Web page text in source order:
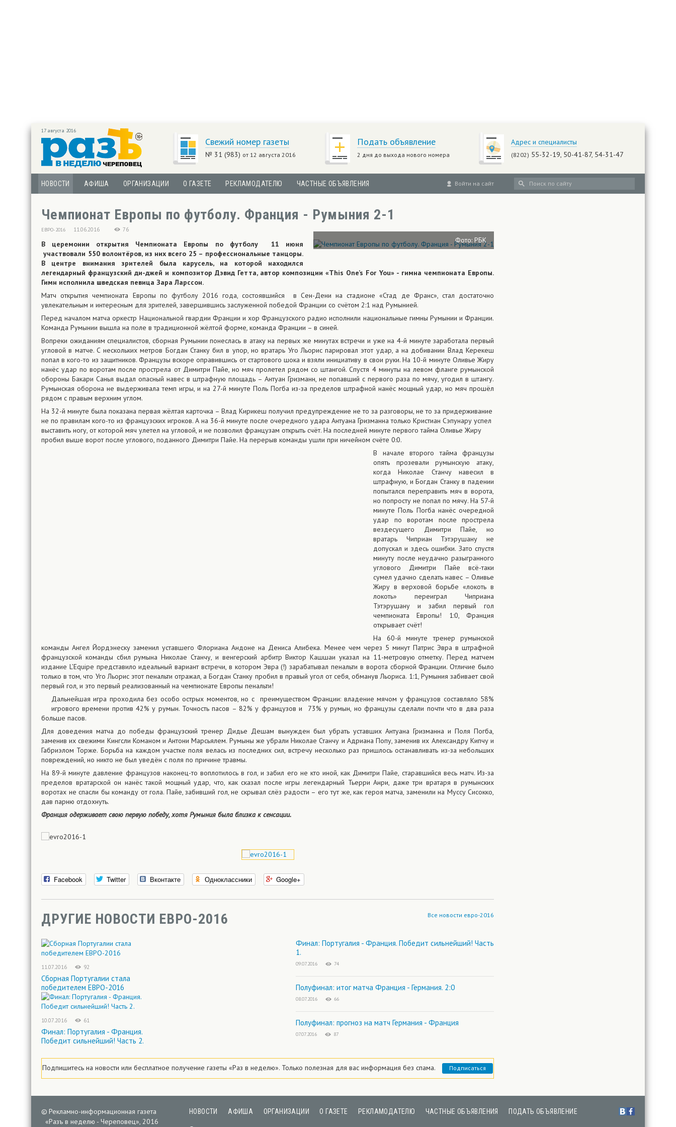
17 августа 2016
Свежий номер газеты
№ 31 (983) от 12 августа 2016
Подать объявление
2 дня до выхода нового номера
Адрес и специалисты
(8202) 55-32-19, 50-41-87, 54-31-47
Войти на сайт
НОВОСТИ АФИША ОРГАНИЗАЦИИ О ГАЗЕТЕ РЕКЛАМОДАТЕЛЮ ЧАСТНЫЕ ОБЪЯВЛЕНИЯ
Чемпионат Европы по футболу. Франция - Румыния 2-1
ЕВРО-2016 11.06.2016 76
Фото: РБК
В церемонии открытия Чемпионата Европы по футболу 11 июня
участвовали 550 волонтёров, из них всего 25 – профессиональные танцоры.
В центре внимания зрителей была карусель, на которой находился
легендарный французский ди-джей и композитор Дэвид Гетта, автор композиции «This One’s For You» - гимна чемпионата Европы.
Гимн исполнила шведская певица Зара Ларссон.
Матч открытия чемпионата Европы по футболу 2016 года, состоявшийся в Сен-Дени на стадионе «Стад де Франс», стал достаточно
увлекательным и интересным для зрителей, завершившись заслуженной победой Франции со счётом 2:1 над Румынией.
Перед началом матча оркестр Национальной гвардии Франции и хор Французского радио исполнили национальные гимны Румынии и Франции.
Команда Румынии вышла на поле в традиционной жёлтой форме, команда Франции – в синей.
Вопреки ожиданиям специалистов, сборная Румынии понеслась в атаку на первых же минутах встречи и уже на 4-й минуте заработала первый
угловой в матче. С нескольких метров Богдан Станку бил в упор, но вратарь Уго Льорис парировал этот удар, а на добивании Влад Керекеш
попал в кого-то из защитников. Французы вскоре оправившись от стартового шока и взяли инициативу в свои руки. На 10-й минуте Оливье Жиру
нанёс удар по воротам после прострела от Димитри Пайе, но мяч пролетел рядом со штангой. Спустя 4 минуты на левом фланге румынской
обороны Бакари Санья выдал опасный навес в штрафную площадь – Антуан Гризманн, не попавший с первого раза по мячу, угодил в штангу.
Румынская оборона не выдерживала темп игры, и на 27-й минуте Поль Погба из-за пределов штрафной нанёс мощный удар, но мяч прошёл
рядом с правым верхним углом.
На 32-й минуте была показана первая жёлтая карточка – Влад Кирикеш получил предупреждение не то за разговоры, не то за придерживание
не по правилам кого-то из французских игроков. А на 36-й минуте после очередного удара Антуана Гризманна только Кристиан Сэпунару успел
выставить ногу, от которой мяч улетел на угловой, и не позволил французам открыть счёт. На последней минуте первого тайма Оливье Жиру
пробил выше ворот после углового, поданного Димитри Пайе. На перерыв команды ушли при ничейном счёте 0:0.
В начале второго тайма французы
опять прозевали румынскую атаку,
когда Николае Станчу навесил в
штрафную, и Богдан Станку в падении
попытался переправить мяч в ворота,
но попросту не попал по мячу. На 57-й
минуте Поль Погба нанёс очередной
удар по воротам после прострела
вездесущего Димитри Пайе, но
вратарь Чиприан Тэтэрушану не
допускал и здесь ошибки. Зато спустя
минуту после неудачно разыгранного
углового Димитри Пайе всё-таки
сумел удачно сделать навес – Оливье
Жиру в верховой борьбе «локоть в
локоть» переиграл Чиприана
Тэтэрушану и забил первый гол
чемпионата Европы! 1:0, Франция
открывает счёт!
На 60-й минуте тренер румынской
команды Ангел Йордэнеску заменил уставшего Флориана Андоне на Дениса Алибека. Менее чем через 5 минут Патрис Эвра в штрафной
французской команды сбил румына Николае Станчу, и венгерский арбитр Виктор Кашшаи указал на 11-метровую отметку. Перед матчем
издание L’Equipe представило идеальный вариант встречи, в котором Эвра (!) зарабатывал пенальти в ворота сборной Франции. Отличие было
только в том, что Уго Льорис этот пенальти отражал, а Богдан Станку пробил в правый угол от себя, обманув Льориса. 1:1, Румыния забивает свой
первый гол, и это первый реализованный на чемпионате Европы пенальти!
Дальнейшая игра проходила без особо острых моментов, но с преимуществом Франции: владение мячом у французов составляло 58%
игрового времени против 42% у румын. Точность пасов – 82% у французов и 73% у румын, но французы сделали почти что в два раза
больше пасов.
Для доведения матча до победы французский тренер Дидье Дешам вынужден был убрать уставших Антуана Гризманна и Поля Погба,
заменив их свежими Кингсли Команом и Антони Марсьялем. Румыны же убрали Николае Станчу и Адриана Попу, заменив их Александру Кипчу и
Габриэлом Торже. Борьба на каждом участке поля велась из последних сил, встречу несколько раз пришлось останавливать из-за небольших
повреждений, но никто не был уведён с поля по причине травмы.
На 89-й минуте давление французов наконец-то воплотилось в гол, и забил его не кто иной, как Димитри Пайе, старавшийся весь матч. Из-за
пределов вратарской он нанёс такой мощный удар, что, как сказал после игры легендарный Тьерри Анри, даже три вратаря в румынских
воротах не спасли бы команду от гола. Пайе, забивший гол, не скрывал слёз радости – его тут же, как героя матча, заменили на Муссу Сисокко,
дав парню отдохнуть.
Франция одерживает свою первую победу, хотя Румыния была близка к сенсации.
Facebook Twitter Вконтакте Одноклассники Google+
Все новости евро-2016
ДРУГИЕ НОВОСТИ ЕВРО-2016
11.07.2016 92
Сборная Португалии стала
победителем ЕВРО-2016
10.07.2016 61
Финал: Португалия - Франция.
Победит сильнейший! Часть 2.
Финал: Португалия - Франция. Победит сильнейший! Часть
1.
09.07.2016 74
Полуфинал: итог матча Франция - Германия. 2:0
08.07.2016 66
Полуфинал: прогноз на матч Германия - Франция
07.07.2016 87
Подпишитесь на новости или бесплатное получение газеты «Раз в неделю». Только полезная для вас информация без спама. Подписаться
© Рекламно-информационная газета
«Разъ в неделю - Череповец», 2016
НОВОСТИ АФИША ОРГАНИЗАЦИИ О ГАЗЕТЕ РЕКЛАМОДАТЕЛЮ ЧАСТНЫЕ ОБЪЯВЛЕНИЯ ПОДАТЬ ОБЪЯВЛЕНИЕ